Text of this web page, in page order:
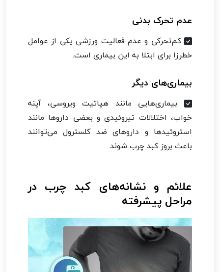
عدم تحرک بدنی
کم‌تحرکی و عدم فعالیت ورزشی یکی از عوامل
خطرزا برای ابتلا به این بیماری است.
بیماری‌های دیگر
بیماری‌هایی مانند هپاتیت ویروسی، آپنه
خواب، اختلالات تیروئیدی و بعضی داروها مانند
استروئیدها و داروهای ضد کلسترول می‌توانند
باعث بروز کبد چرب شوند.
علائم و نشانه‌های کبد چرب در
مراحل پیشرفته